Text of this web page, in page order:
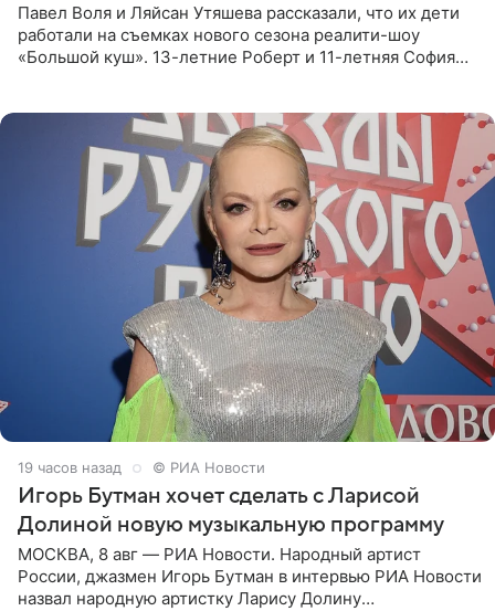
Павел Воля и Ляйсан Утяшева рассказали, что их дети
работали на съемках нового сезона реалити-шоу
«Большой куш». 13-летние Роберт и 11-летняя София
19 часов назад © РИА Новости
Игорь Бутман хочет сделать с Ларисой
Долиной новую музыкальную программу
МОСКВА, 8 авг — РИА Новости. Народный артист
России, джазмен Игорь Бутман в интервью РИА Новости
назвал народную артистку Ларису Долину